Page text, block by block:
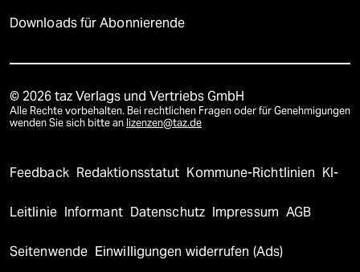
Downloads für Abonnierende
© 2026 taz Verlags und Vertriebs GmbH
Alle Rechte vorbehalten. Bei rechtlichen Fragen oder für Genehmigungen
wenden Sie sich bitte an lizenzen@taz.de
Feedback Redaktionsstatut Kommune-Richtlinien KI-
Leitlinie Informant Datenschutz Impressum AGB
Seitenwende Einwilligungen widerrufen (Ads)